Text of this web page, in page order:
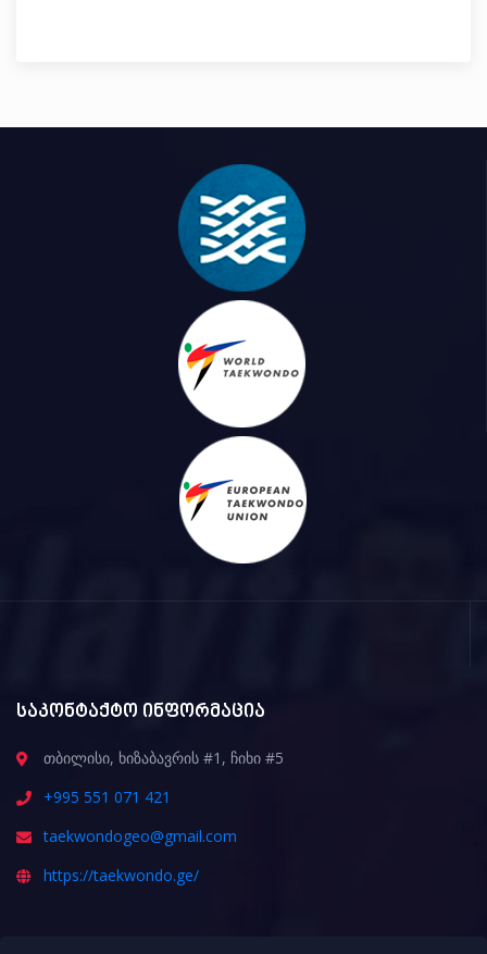
საკონტაქტო ინფორმაცია
თბილისი, ხიზაბავრის #1, ჩიხი #5
+995 551 071 421
taekwondogeo@gmail.com
https://taekwondo.ge/